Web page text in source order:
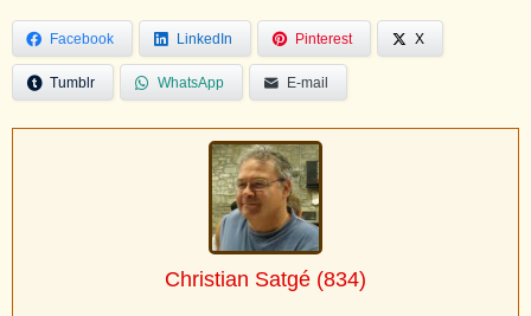
Facebook LinkedIn Pinterest X
Tumblr WhatsApp E-mail
Christian Satgé (834)